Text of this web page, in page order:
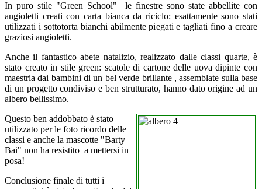
In puro stile "Green School" le finestre sono state abbellite con
angioletti creati con carta bianca da riciclo: esattamente sono stati
utilizzati i sottotorta bianchi abilmente piegati e tagliati fino a creare
graziosi angioletti.
Anche il fantastico abete natalizio, realizzato dalle classi quarte, è
stato creato in stile green: scatole di cartone delle uova dipinte con
maestria dai bambini di un bel verde brillante , assemblate sulla base
di un progetto condiviso e ben strutturato, hanno dato origine ad un
albero bellissimo.
Questo ben addobbato è stato
utilizzato per le foto ricordo delle
classi e anche la mascotte "Barty
Bai" non ha resistito a mettersi in
posa!
Conclusione finale di tutti i